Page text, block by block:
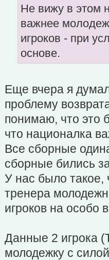
Не вижу в этом
важнее
игроков - при
основе.
Еще вчера я
проблему
понимаю, что это
что националка
Все сборные
сборные бились
У нас было такое,
тренера
игроков на особо
Данные 2 игрока
молодежку с